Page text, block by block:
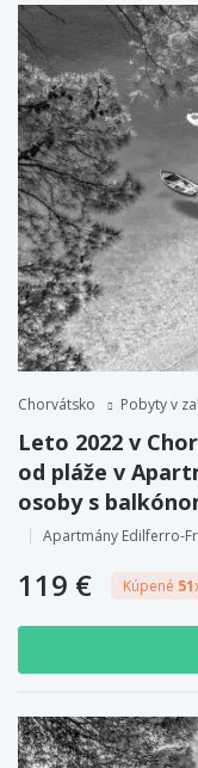
Chorvátsko Pobyty v
Leto 2022 v
od pláže v
osoby s
Apartmány Edilferro-
119 € Kúpené 51